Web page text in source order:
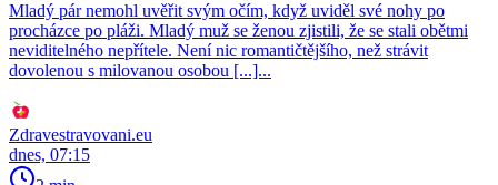
Mladý pár nemohl uvěřit svým očím, když uviděl své nohy po
procházce po pláži. Mladý muž se ženou zjistili, že se stali obětmi
neviditelného nepřítele. Není nic romantičtějšího, než strávit
dovolenou s milovanou osobou [...]...
Zdravestravovani.eu
dnes, 07:15